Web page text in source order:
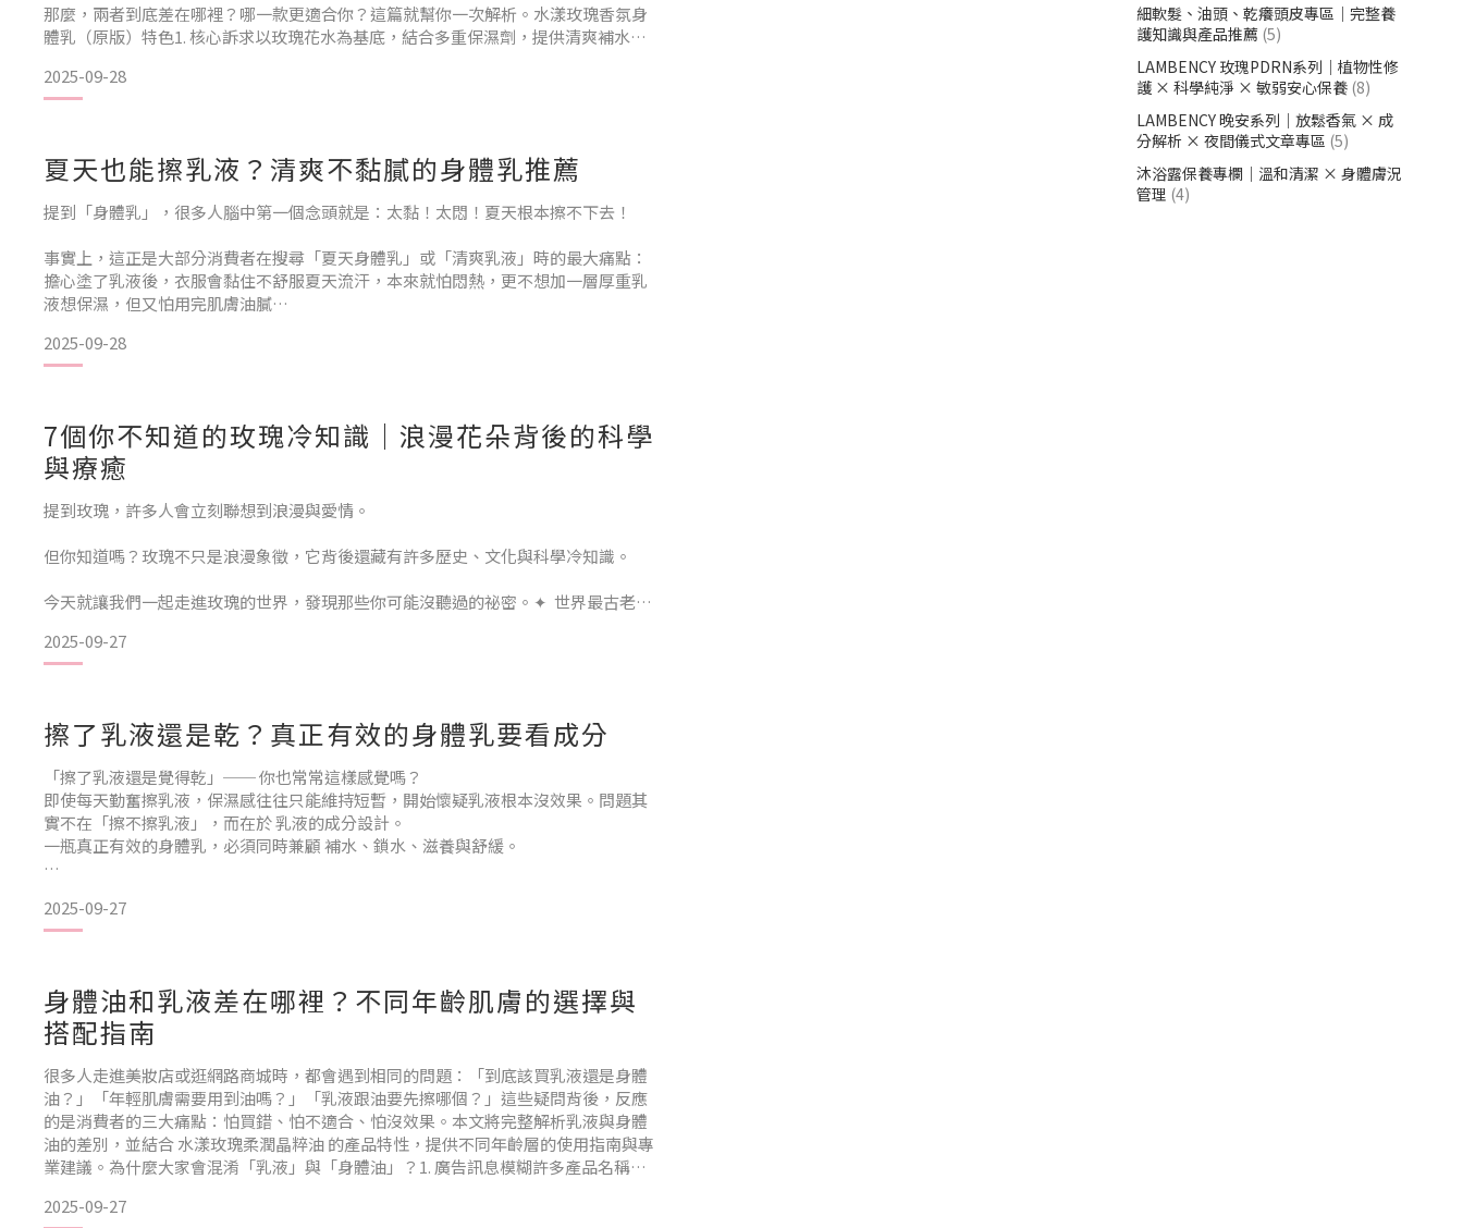
那麼，兩者到底差在哪裡？哪一款更適合你？這篇就幫你一次解析。水漾玫瑰香氛身
體乳（原版）特色1. 核心訴求以玫瑰花水為基底，結合多重保濕劑，提供清爽補水。
與黃芩萃取，舒緩乾燥敏感。2. 適合族群追求日常 保濕＋基礎美白 的使用者。喜歡天
然玫瑰香氛，讓
2025-09-28
夏天也能擦乳液？清爽不黏膩的身體乳推薦
提到「身體乳」，很多人腦中第一個念頭就是：太黏！太悶！夏天根本擦不下去！
事實上，這正是大部分消費者在搜尋「夏天身體乳」或「清爽乳液」時的最大痛點：
擔心塗了乳液後，衣服會黏住不舒服夏天流汗，本來就怕悶熱，更不想加一層厚重乳
液想保濕，但又怕用完肌膚油膩
但是，保養不是只有冬天才需要。
本文就帶你深入解析，夏天如何挑選一款清爽不黏膩的身體乳，並推薦玫瑰香氛乳
液，讓保養同時兼顧舒適與療癒。為什麼夏天也需要擦身體乳？1. 冷氣
2025-09-28
7個你不知道的玫瑰冷知識｜浪漫花朵背後的科學
與療癒
提到玫瑰，許多人會立刻聯想到浪漫與愛情。
但你知道嗎？玫瑰不只是浪漫象徵，它背後還藏有許多歷史、文化與科學冷知識。
今天就讓我們一起走進玫瑰的世界，發現那些你可能沒聽過的祕密。✦ 世界最古老的
老植物。
它象徵著愛與生命的堅韌，也讓玫瑰成為「永恆」的代表。✦ 大馬士革玫瑰：液體黃
2025-09-27
擦了乳液還是乾？真正有效的身體乳要看成分
「擦了乳液還是覺得乾」── 你也常常這樣感覺嗎？
即使每天勤奮擦乳液，保濕感往往只能維持短暫，開始懷疑乳液根本沒效果。問題其
實不在「擦不擦乳液」，而在於 乳液的成分設計。
一瓶真正有效的身體乳，必須同時兼顧 補水、鎖水、滋養與舒緩。
「擦得出感覺」的乳液。為什麼擦了乳液還是乾？1. 補水不足有些乳液油脂比例高，
確實能形成鎖水膜，但如果缺乏足夠的「補水劑」，水分來源不足，保濕效果當然有
2025-09-27
身體油和乳液差在哪裡？不同年齡肌膚的選擇與
搭配指南
很多人走進美妝店或逛網路商城時，都會遇到相同的問題：「到底該買乳液還是身體
油？」「年輕肌膚需要用到油嗎？」「乳液跟油要先擦哪個？」這些疑問背後，反應
的是消費者的三大痛點：怕買錯、怕不適合、怕沒效果。本文將完整解析乳液與身體
油的差別，並結合 水漾玫瑰柔潤晶粹油 的產品特性，提供不同年齡層的使用指南與專
業建議。為什麼大家會混淆「乳液」與「身體油」？1. 廣告訊息模糊許多產品名稱都
者對於「乳液是以水為主、油是以油為主」的概念
2025-09-27
細軟髮、油頭、乾癢頭皮專區｜完整養
護知識與產品推薦 (5)
LAMBENCY 玫瑰PDRN系列｜植物性修
護 × 科學純淨 × 敏弱安心保養 (8)
LAMBENCY 晚安系列｜放鬆香氣 × 成
分解析 × 夜間儀式文章專區 (5)
沐浴露保養專欄｜溫和清潔 × 身體膚況
管理 (4)